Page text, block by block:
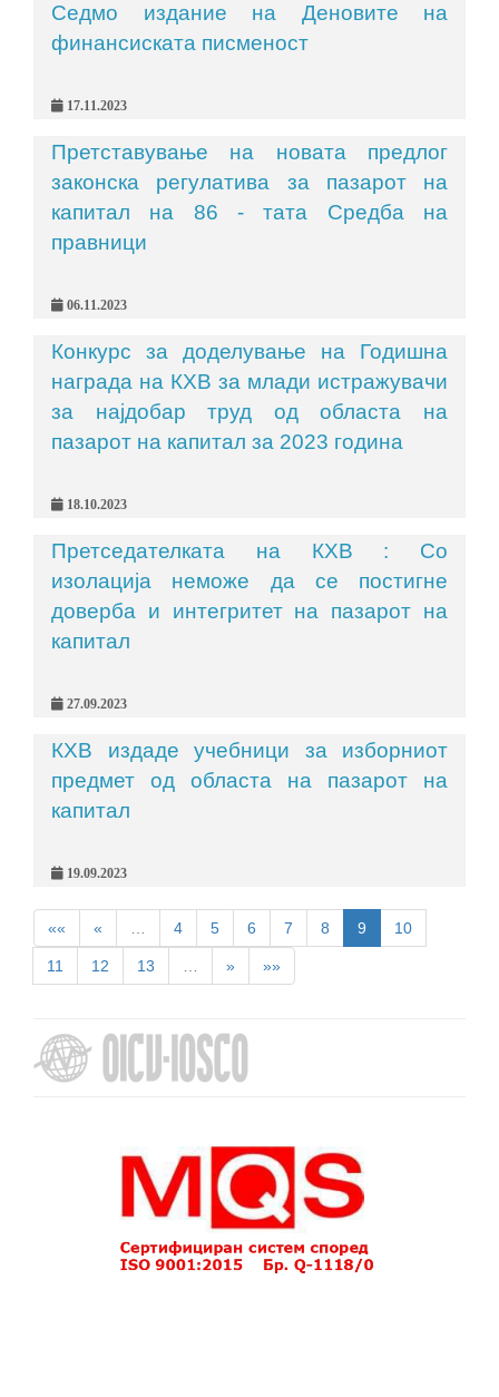
Седмо издание на Деновите на
финансиската писменост
17.11.2023
Претставување на новата предлог
законска регулатива за пазарот на
капитал на 86 - тата Средба на
правници
06.11.2023
Конкурс за доделување на Годишна
награда на КХВ за млади истражувачи
за најдобар труд од областа на
пазарот на капитал за 2023 година
18.10.2023
Претседателката на КХВ : Со
изолација неможе да се постигне
доверба и интегритет на пазарот на
капитал
27.09.2023
КХВ издаде учебници за изборниот
предмет од областа на пазарот на
капитал
19.09.2023
«« « … 4 5 6 7 8 9 10
11 12 13 … » »»